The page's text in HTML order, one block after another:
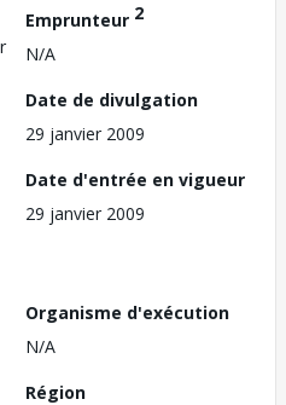
Emprunteur 2
N/A
Date de divulgation
29 janvier 2009
Date d'entrée en vigueur
29 janvier 2009
Organisme d'exécution
N/A
Région